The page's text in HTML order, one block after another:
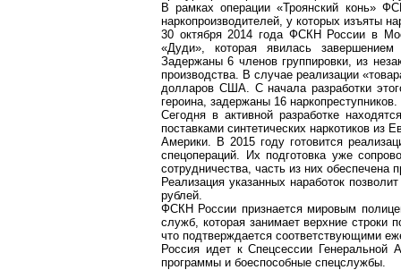
В рамках операции «Троянский конь»
наркопроизводителей, у которых изъяты
30 октября 2014 года ФСКН России в
«Дуди», которая явилась завершением
Задержаны 6 членов группировки, из
производства. В случае реализации
долларов США. С начала разработки
героина, задержаны 16 наркопреступников.
Сегодня в активной разработке
поставками синтетических наркотиков
Америки. В 2015 году готовится
спецопераций. Их подготовка уже
сотрудничества, часть из них
Реализация указанных наработок
рублей.
ФСКН России признается мировым
служб, которая занимает верхние строки
что подтверждается соответствующими
Россия идет к Спецсессии
программы и боеспособные спецслужбы.